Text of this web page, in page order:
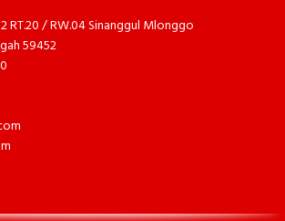
RT.20 / RW.04 Sinanggul Mlonggo
59452